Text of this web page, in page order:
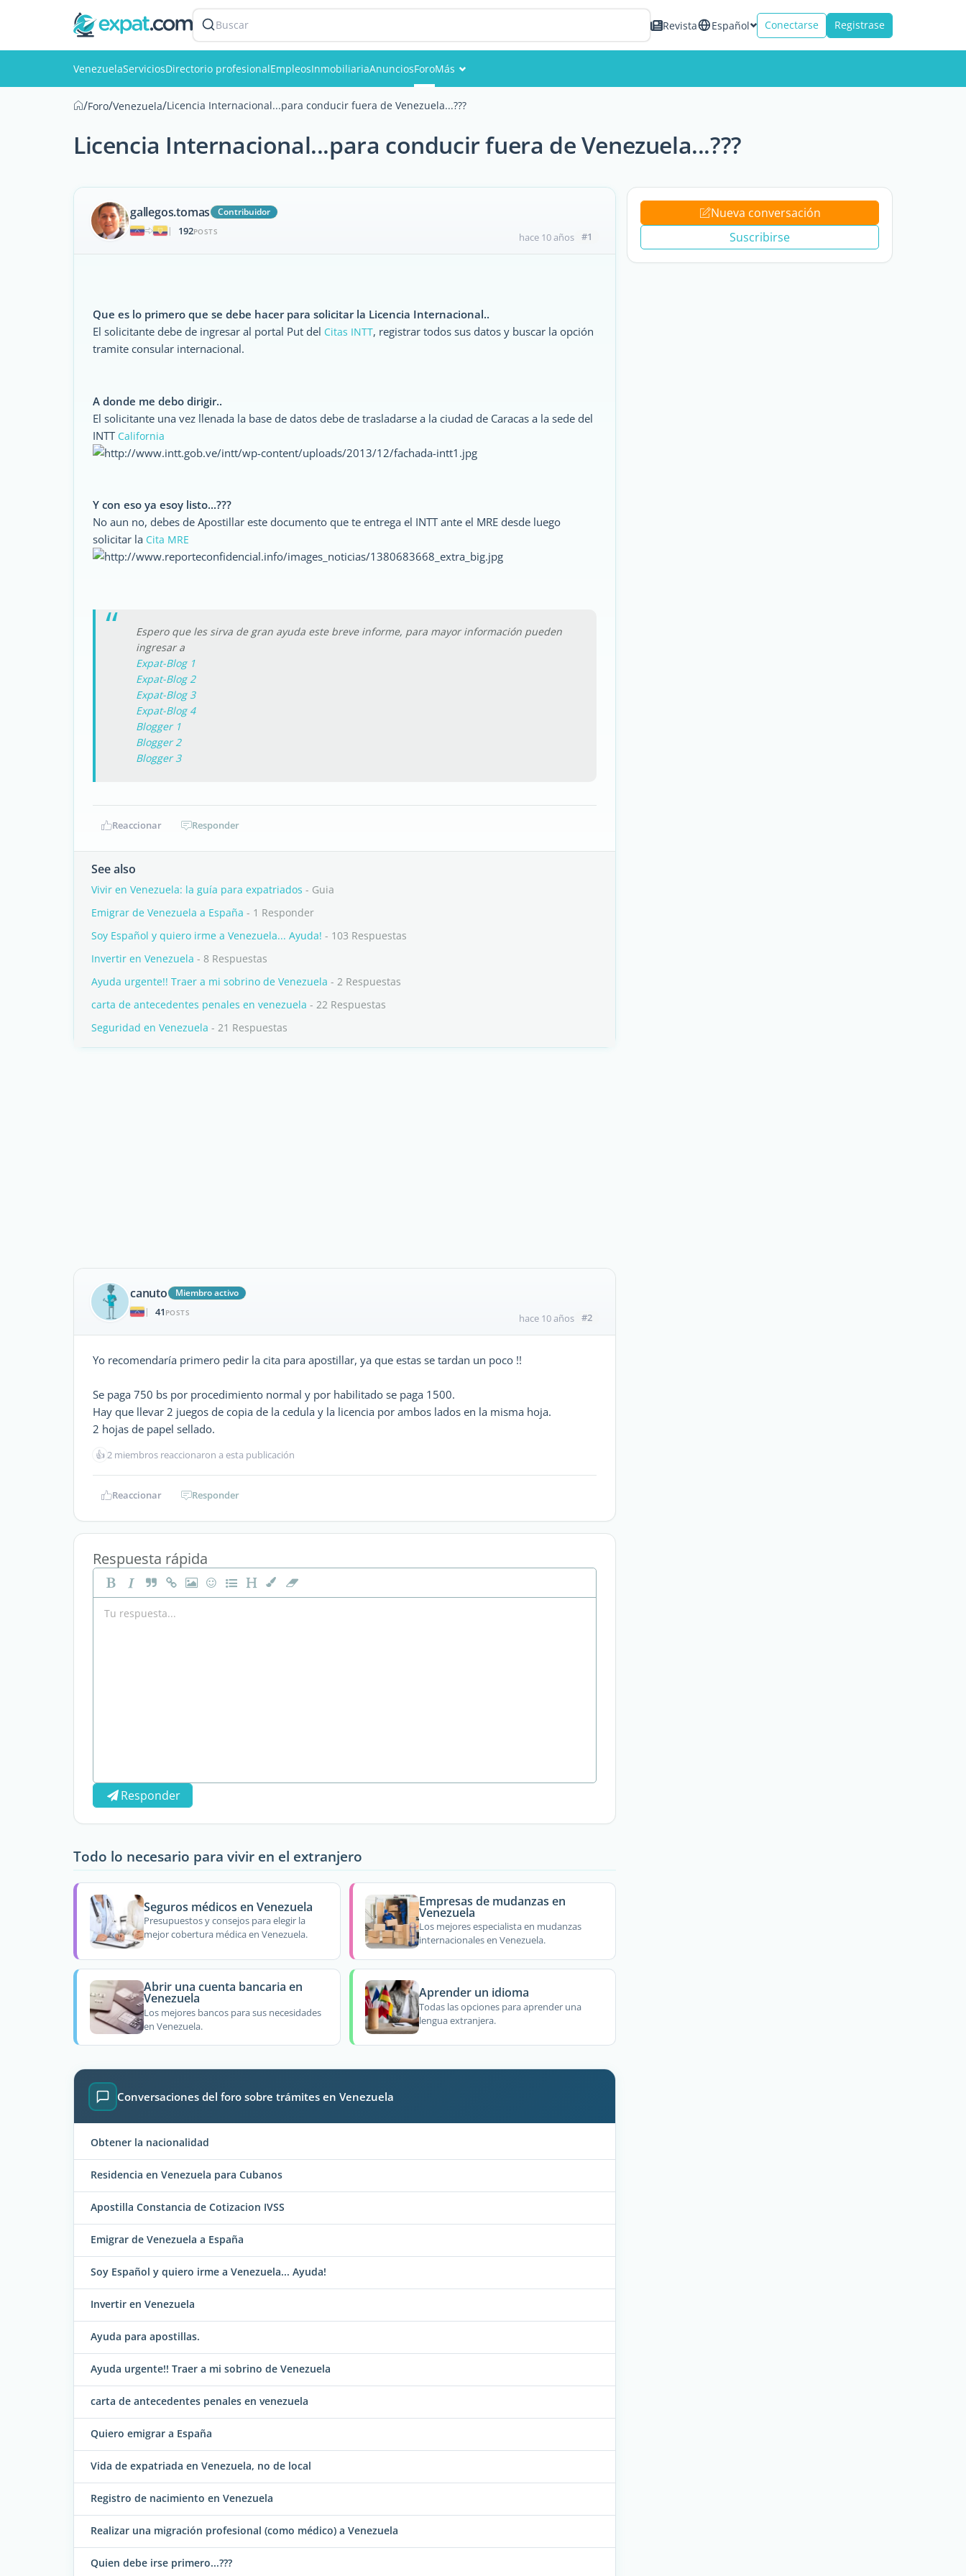
Buscar Revista Español Conectarse Registrase
VenezuelaServiciosDirectorio profesionalEmpleosInmobiliariaAnunciosForoMás
Eventos
Miembros
/Foro/Venezuela/Licencia Internacional...para conducir fuera de Venezuela...???
Licencia Internacional...para conducir fuera de Venezuela...???
gallegos.tomas
Contribuidor
|
192POSTS hace 10 años #1
Que es lo primero que se debe hacer para solicitar la Licencia Internacional..
El solicitante debe de ingresar al portal Put del Citas INTT, registrar todos sus datos y buscar la opción
tramite consular internacional.
A donde me debo dirigir..
El solicitante una vez llenada la base de datos debe de trasladarse a la ciudad de Caracas a la sede del
INTT California
Y con eso ya esoy listo...???
No aun no, debes de Apostillar este documento que te entrega el INTT ante el MRE desde luego
solicitar la Cita MRE
Espero que les sirva de gran ayuda este breve informe, para mayor información pueden
ingresar a
Expat-Blog 1
Expat-Blog 2
Expat-Blog 3
Expat-Blog 4
Blogger 1
Blogger 2
Blogger 3
Reaccionar Responder
See also
Vivir en Venezuela: la guía para expatriados - Guia
Emigrar de Venezuela a España - 1 Responder
Soy Español y quiero irme a Venezuela... Ayuda! - 103 Respuestas
Invertir en Venezuela - 8 Respuestas
Ayuda urgente!! Traer a mi sobrino de Venezuela - 2 Respuestas
carta de antecedentes penales en venezuela - 22 Respuestas
Seguridad en Venezuela - 21 Respuestas
canuto
Miembro activo
|
41 POSTS hace 10 años #2
Yo recomendaría primero pedir la cita para apostillar, ya que estas se tardan un poco !!
Se paga 750 bs por procedimiento normal y por habilitado se paga 1500.
Hay que llevar 2 juegos de copia de la cedula y la licencia por ambos lados en la misma hoja.
2 hojas de papel sellado.
👍2 miembros reaccionaron a esta publicación
Reaccionar Responder
Respuesta rápida
Responder
Todo lo necesario para vivir en el extranjero
Seguros médicos en Venezuela
Presupuestos y consejos para elegir la
mejor cobertura médica en Venezuela.
Empresas de mudanzas en
Venezuela
Los mejores especialista en mudanzas
internacionales en Venezuela.
Abrir una cuenta bancaria en
Venezuela
Los mejores bancos para sus necesidades
en Venezuela.
Aprender un idioma
Todas las opciones para aprender una
lengua extranjera.
Conversaciones del foro sobre trámites en Venezuela
Obtener la nacionalidad
Residencia en Venezuela para Cubanos
Apostilla Constancia de Cotizacion IVSS
Emigrar de Venezuela a España
Soy Español y quiero irme a Venezuela... Ayuda!
Invertir en Venezuela
Ayuda para apostillas.
Ayuda urgente!! Traer a mi sobrino de Venezuela
carta de antecedentes penales en venezuela
Quiero emigrar a España
Vida de expatriada en Venezuela, no de local
Registro de nacimiento en Venezuela
Realizar una migración profesional (como médico) a Venezuela
Quien debe irse primero...???
Nueva conversación
Suscribirse